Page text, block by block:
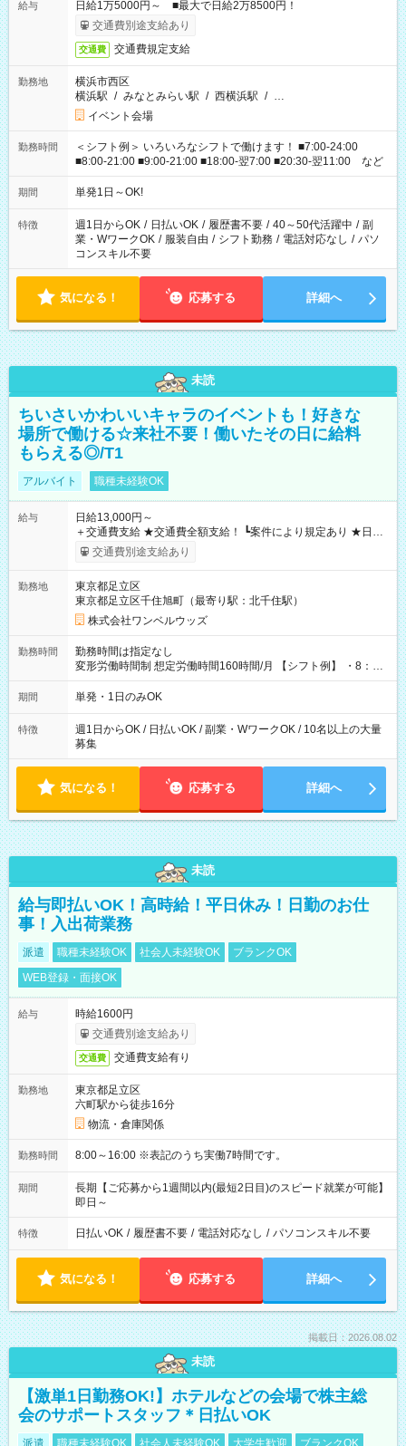
給与
日給1万5000円～ ■最大で日給2万8500円！
交通費別途支給あり
交通費 交通費規定支給
勤務地
横浜市西区
横浜駅 / みなとみらい駅 / 西横浜駅 / …
イベント会場
勤務時間
＜シフト例＞ いろいろなシフトで働けます！ ■7:00-24:00
■8:00-21:00 ■9:00-21:00 ■18:00-翌7:00 ■20:30-翌11:00 など
期間 単発1日～OK!
特徴 週1日からOK / 日払いOK / 履歴書不要 / 40～50代活躍中 / 副
業・WワークOK / 服装自由 / シフト勤務 / 電話対応なし / パソ
コンスキル不要
気になる！ 応募する 詳細へ
未読
ちいさいかわいいキャラのイベントも！好きな
場所で働ける☆来社不要！働いたその日に給料
もらえる◎/T1
アルバイト 職種未経験OK
給与
日給13,000円～
＋交通費支給 ★交通費全額支給！ ┗案件により規定あり ★日払
いOK！（規定あり） ┗働いたその日に現金GET♪ お仕事後はコ
ンビニATMから 日払い分を引き落とせます！ 【試用期間】試
交通費別途支給あり
勤務地
東京都足立区
東京都足立区千住旭町（最寄り駅：北千住駅）
株式会社ワンベルウッズ
勤務時間
勤務時間は指定なし
変形労働時間制 想定労働時間160時間/月 【シフト例】 ・8：00
～21：00
期間 単発・1日のみOK
特徴
週1日からOK / 日払いOK / 副業・WワークOK / 10名以上の大量
募集
気になる！ 応募する 詳細へ
未読
給与即払いOK！高時給！平日休み！日勤のお仕
事！入出荷業務
派遣 職種未経験OK 社会人未経験OK
ブランクOK
WEB登録・面接OK
給与
時給1600円
交通費別途支給あり
交通費 交通費支給有り
勤務地
東京都足立区
六町駅から徒歩16分
物流・倉庫関係
勤務時間 8:00～16:00 ※表記のうち実働7時間です。
期間
長期【ご応募から1週間以内(最短2日目)のスピード就業が可能】
即日～
特徴 日払いOK / 履歴書不要 / 電話対応なし / パソコンスキル不要
気になる！ 応募する 詳細へ
掲載日：2026.08.02
未読
【激単1日勤務OK!】ホテルなどの会場で株主総
会のサポートスタッフ＊日払いOK
派遣 職種未経験OK 社会人未経験OK 大学生歓迎
ブランクOK